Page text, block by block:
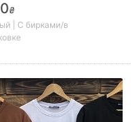
₴
| С бирками/в